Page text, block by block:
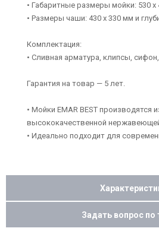
• Габаритные размеры мойки: 530 x
• Размеры чаши: 430 x 330 мм и
Комплектация:
• Сливная арматура, клипсы,
Гарантия на товар — 5 лет.
• Мойки EMAR BEST производятся
высококачественной
• Идеально подходит для
Задать вопрос по